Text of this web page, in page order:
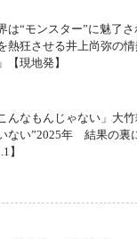
は“モンスター”に魅了
熱狂させる井上尚弥の
【現地発】
んなもんじゃない」大
ない”2025年 結果の裏
】